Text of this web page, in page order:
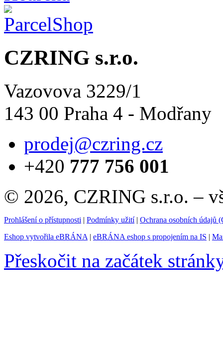
CZRING s.r.o.
Vazovova 3229/1
143 00 Praha 4 - Modřany
prodej@czring.cz
+420 777 756 001
© 2026, CZRING s.r.o. –
Prohlášení o přístupnosti | Podmínky užití| Ochrana osobních údajů
Eshop vytvořila eBRÁNA | eBRÁNA eshop s propojením na IS |
Přeskočit na začátek